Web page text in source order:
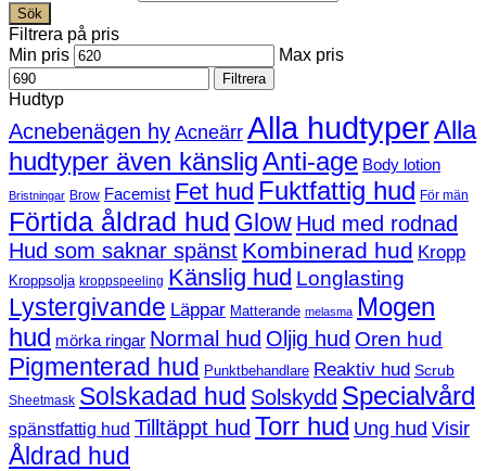
Sök
Filtrera på pris
Min pris
Max pris
Filtrera
Hudtyp
Acnebenägen hy Acneärr Alla hudtyperAlla
hudtyper även känsligAnti-age Body lotion
Bristningar Brow Facemist Fet hud Fuktfattig hud För män
Förtida åldrad hud Glow Hud med rodnad
Hud som saknar spänst Kombinerad hud Kropp
Kroppsolja kroppspeeling Känslig hud Longlasting
Lystergivande Läppar Matterande melasma Mogen
hud mörka ringar Normal hud Oljig hud Oren hud
Pigmenterad hud Punktbehandlare Reaktiv hud Scrub
Sheetmask Solskadad hud Solskydd Specialvård
spänstfattig hud Tilltäppt hud Torr hud Ung hud Visir
Åldrad hud